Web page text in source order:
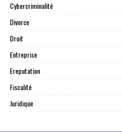
Cybercriminalité
Divorce
Droit
Entreprise
Ereputation
Fiscalité
Juridique